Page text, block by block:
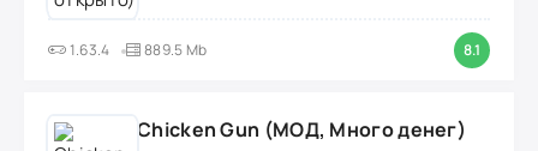
1.63.4 889.5 Mb 8.1
Chicken Gun (МОД, Много денег)